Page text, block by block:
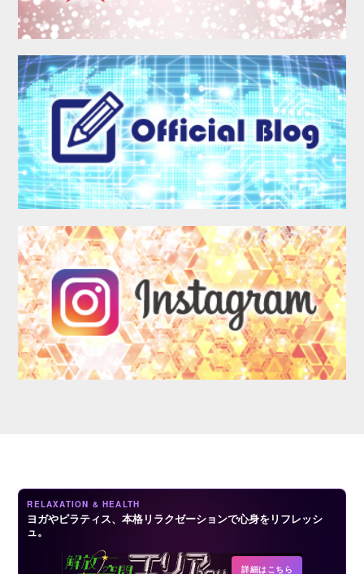
MEMBER
AUDITION
RELAXATION & HEALTH
ヨガやピラティス、本格リラクゼーションで心身をリフレッシ
ュ。
詳細はこちら